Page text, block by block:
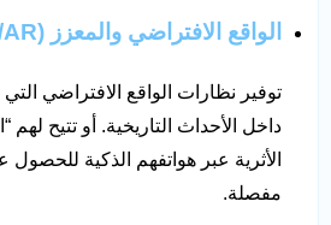
الواقع الافتراضي والمعزز (VR/AR)
توفير نظارات الواقع الافتراضي التي
داخل الأحداث التاريخية. أو تتيح لهم
الأثرية عبر هواتفهم الذكية
مفصلة.